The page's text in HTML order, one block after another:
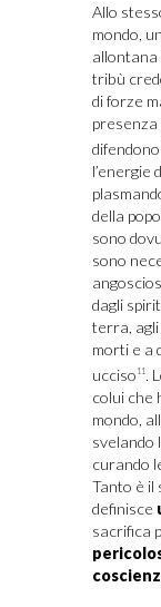
Allo
mondo,
tribù
di forze
presenza
difendono
l’energie
della
sono
sono
dagli
terra, agli
morti e a
ucciso 11.
colui che
mondo,
svelando
curando
Tanto è il
definisce
sacrifica